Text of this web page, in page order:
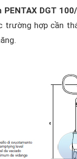
DGT
trường hợp cần